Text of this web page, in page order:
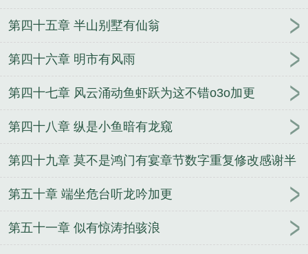
第四十五章 半山别墅有仙翁
第四十六章 明市有风雨
第四十七章 风云涌动鱼虾跃为这不错o3o加更
第四十八章 纵是小鱼暗有龙窥
第四十九章 莫不是鸿门有宴章节数字重复修改感谢半
城心雨
第五十章 端坐危台听龙吟加更
第五十一章 似有惊涛拍骇浪